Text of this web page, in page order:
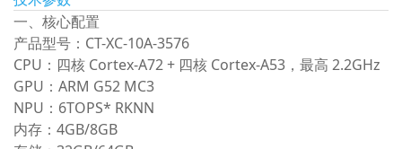
一、核心配置
产品型号 ：CT-XC-10A-3576
CPU ：四核 Cortex‑A72 + 四核 Cortex‑A53，最高 2.2GHz
GPU ：ARM G52 MC3
NPU ：6TOPS* RKNN
内存 ：4GB/8GB